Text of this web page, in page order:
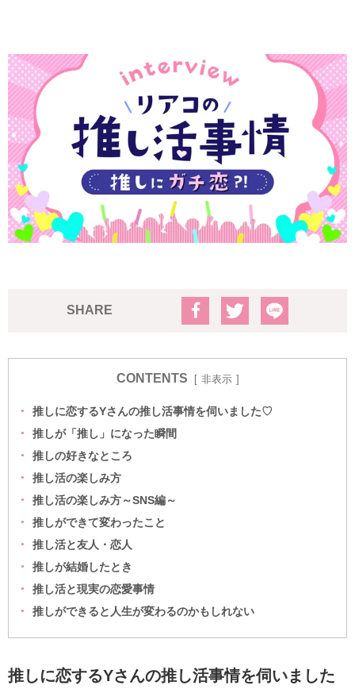
SHARE
CONTENTS 非表示
推しに恋するYさんの推し活事情を伺いました♡
推しが「推し」になった瞬間
推しの好きなところ
推し活の楽しみ方
推し活の楽しみ方～SNS編～
推しができて変わったこと
推し活と友人・恋人
推しが結婚したとき
推し活と現実の恋愛事情
推しができると人生が変わるのかもしれない
推しに恋するYさんの推し活事情を伺いました